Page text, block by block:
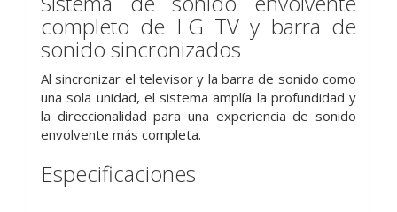
completo de LG TV y barra de
sonido sincronizados
Al sincronizar el televisor y la barra de sonido como
una sola unidad, el sistema amplía la profundidad y
la direccionalidad para una experiencia de sonido
envolvente más completa.
Especificaciones